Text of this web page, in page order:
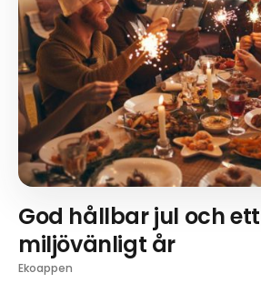
God hållbar jul och
miljövänligt år
Ekoappen